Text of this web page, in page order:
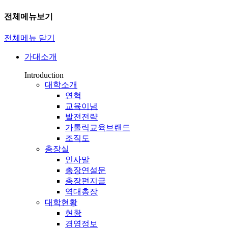
전체메뉴보기
전체메뉴 닫기
가대소개
Introduction
대학소개
연혁
교육이념
발전전략
가톨릭교육브랜드
조직도
총장실
인사말
총장연설문
총장편지글
역대총장
대학현황
현황
경영정보